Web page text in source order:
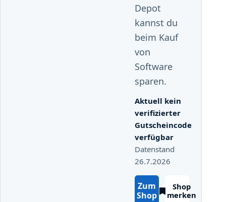
Depot
kannst du
beim Kauf
von
Software
sparen.
Aktuell kein
verifizierter
Gutscheincode
verfügbar
Datenstand
26.7.2026
Zum
Shop
Shop
merken